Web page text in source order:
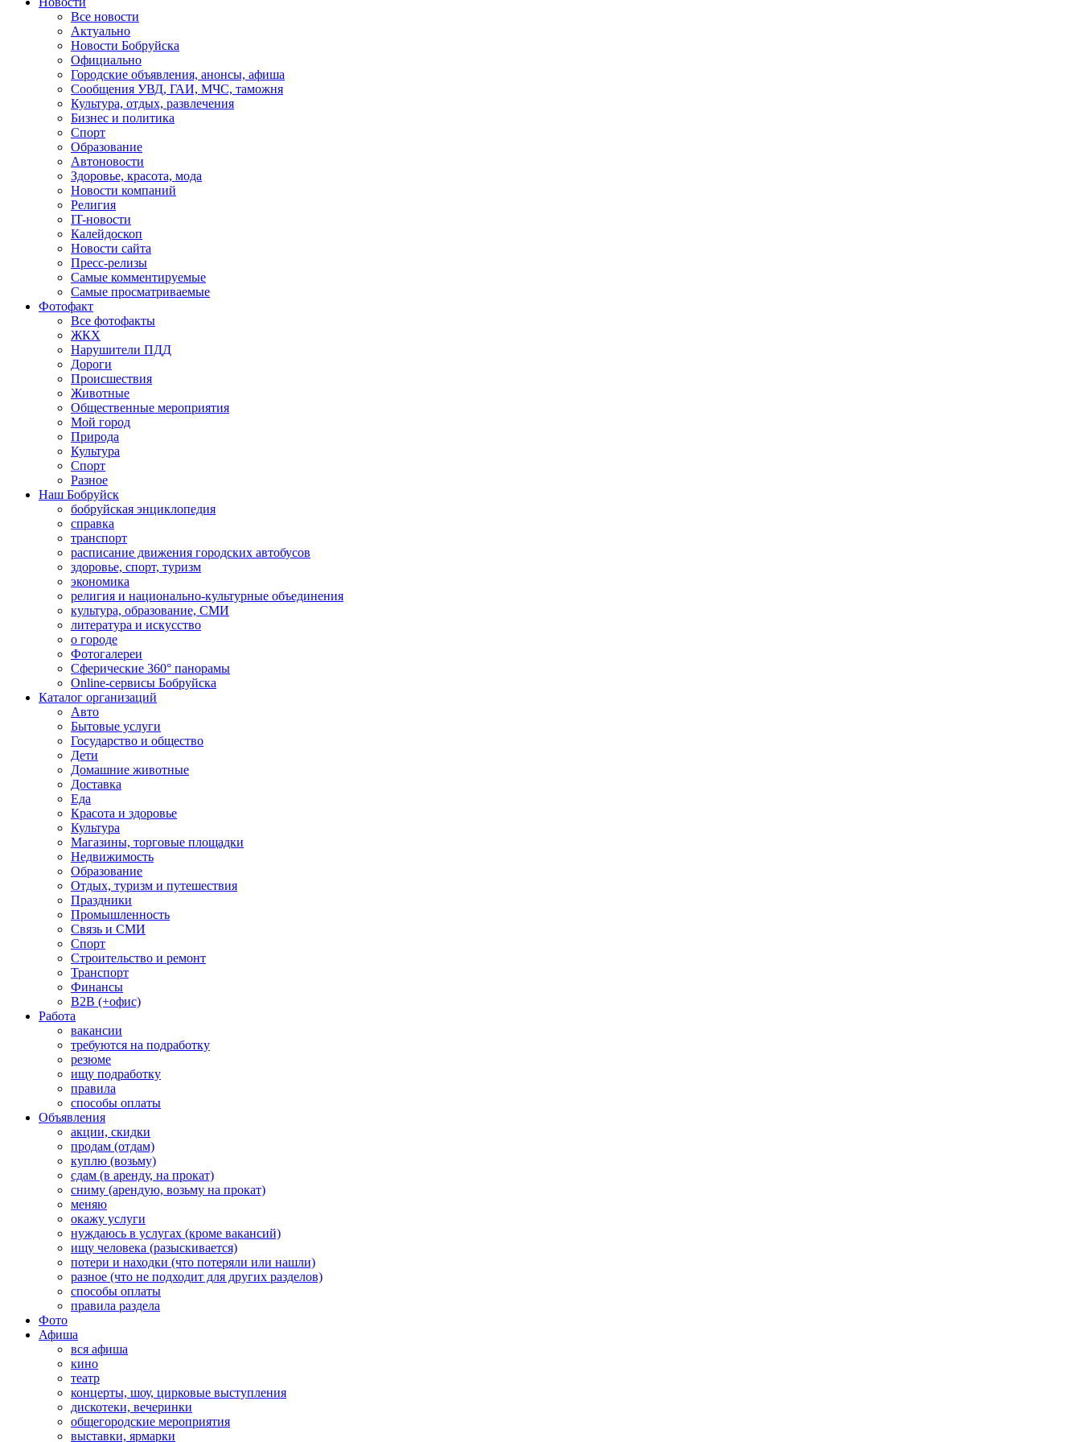
Все новости
Актуально
Новости Бобруйска
Официально
Городские объявления, анонсы, афиша
Сообщения УВД, ГАИ, МЧС, таможня
Культура, отдых, развлечения
Бизнес и политика
Спорт
Образование
Автоновости
Здоровье, красота, мода
Новости компаний
Религия
IT-новости
Калейдоскоп
Новости сайта
Пресс-релизы
Самые комментируемые
Самые просматриваемые
Фотофакт
Все фотофакты
ЖКХ
Нарушители ПДД
Дороги
Происшествия
Животные
Общественные мероприятия
Мой город
Природа
Культура
Спорт
Разное
Наш Бобруйск
бобруйская энциклопедия
справка
транспорт
расписание движения городских автобусов
здоровье, спорт, туризм
экономика
религия и национально-культурные объединения
культура, образование, СМИ
литература и искусство
о городе
Фотогалереи
Сферические 360° панорамы
Online-сервисы Бобруйска
Каталог организаций
Авто
Бытовые услуги
Государство и общество
Дети
Домашние животные
Доставка
Еда
Красота и здоровье
Культура
Магазины, торговые площадки
Недвижимость
Образование
Отдых, туризм и путешествия
Праздники
Промышленность
Связь и СМИ
Спорт
Строительство и ремонт
Транспорт
Финансы
B2B (+офис)
Работа
вакансии
требуются на подработку
резюме
ищу подработку
правила
способы оплаты
Объявления
акции, скидки
продам (отдам)
куплю (возьму)
сдам (в аренду, на прокат)
сниму (арендую, возьму на прокат)
меняю
окажу услуги
нуждаюсь в услугах (кроме вакансий)
ищу человека (разыскивается)
потери и находки (что потеряли или нашли)
разное (что не подходит для других разделов)
способы оплаты
правила раздела
Фото
Афиша
вся афиша
кино
театр
концерты, шоу, цирковые выступления
дискотеки, вечеринки
общегородские мероприятия
выставки, ярмарки